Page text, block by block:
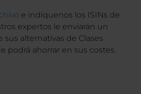
e indíquenos los ISINs de
expertos le enviarán un
alternativas de Clases
podrá ahorrar en sus costes.